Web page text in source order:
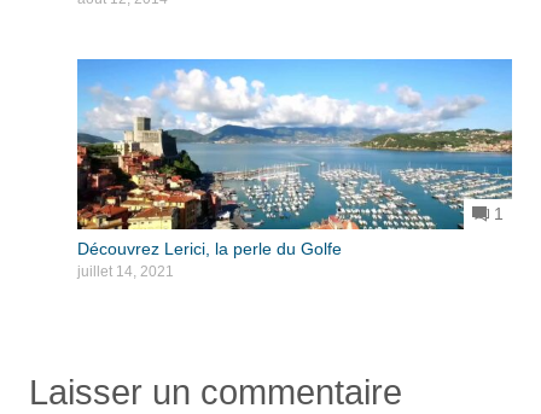
1
Découvrez Lerici, la perle du Golfe
juillet 14, 2021
Laisser un commentaire